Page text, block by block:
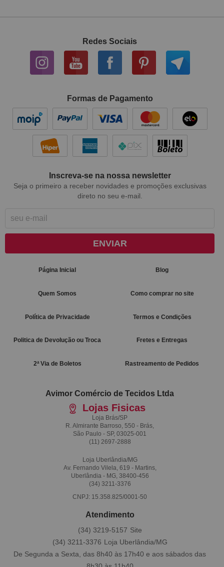
Redes Sociais
Formas de Pagamento
Inscreva-se na nossa newsletter
Seja o primeiro a receber novidades e promoções exclusivas
direto no seu e-mail.
ENVIAR
Página Inicial Blog
Quem Somos Como comprar no site
Política de Privacidade Termos e Condições
Politica de Devolução ou Troca Fretes e Entregas
2ª Via de Boletos Rastreamento de Pedidos
Avimor Comércio de Tecidos Ltda
Lojas Fisicas
Loja Brás/SP
R. Almirante Barroso, 550 - Brás,
São Paulo - SP, 03025-001
(11) 2697-2888
Loja Uberlândia/MG
Av. Fernando Vilela, 619 - Martins,
Uberlândia - MG, 38400-456
(34) 3211-3376
CNPJ: 15.358.825/0001-50
Atendimento
(34) 3211-3376
(34) 3219-5157
De Segunda a Sexta, das 8h40 às 17h40 e aos sábados das